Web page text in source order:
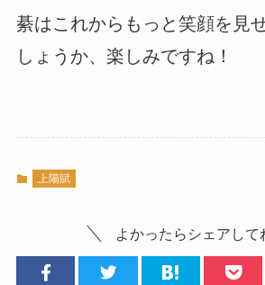
綦はこれからもっと笑顔を見
しょうか、楽しみですね！
上陽賦
よかったらシェアして